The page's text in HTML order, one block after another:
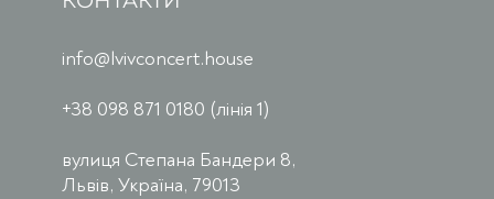
info@lvivconcert.house
+38 098 871 0180 (лінія 1)
вулиця Степана Бандери 8,
Львів, Україна, 79013